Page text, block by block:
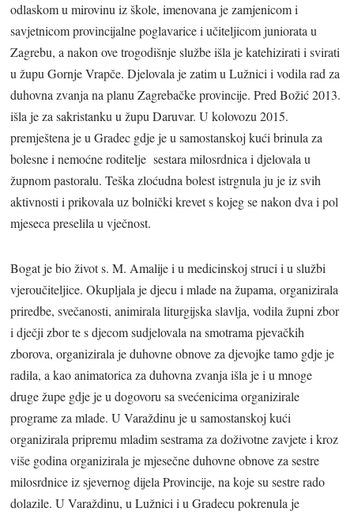
odlaskom u mirovinu iz škole, imenovana je zamjenicom i
savjetnicom provincijalne poglavarice i učiteljicom juniorata u
Zagrebu, a nakon ove trogodišnje službe išla je katehizirati i svirati
u župu Gornje Vrapče. Djelovala je zatim u Lužnici i vodila rad za
duhovna zvanja na planu Zagrebačke provincije. Pred Božić 2013.
išla je za sakristanku u župu Daruvar. U kolovozu 2015.
premještena je u Gradec gdje je u samostanskoj kući brinula za
bolesne i nemoćne roditelje sestara milosrdnica i djelovala u
župnom pastoralu. Teška zloćudna bolest istrgnula ju je iz svih
aktivnosti i prikovala uz bolnički krevet s kojeg se nakon dva i pol
mjeseca preselila u vječnost.
Bogat je bio život s. M. Amalije i u medicinskoj struci i u službi
vjeroučiteljice. Okupljala je djecu i mlade na župama, organizirala
priredbe, svečanosti, animirala liturgijska slavlja, vodila župni zbor
i dječji zbor te s djecom sudjelovala na smotrama pjevačkih
zborova, organizirala je duhovne obnove za djevojke tamo gdje je
radila, a kao animatorica za duhovna zvanja išla je i u mnoge
druge župe gdje je u dogovoru sa svećenicima organizirale
programe za mlade. U Varaždinu je u samostanskoj kući
organizirala pripremu mladim sestrama za doživotne zavjete i kroz
više godina organizirala je mjesečne duhovne obnove za sestre
milosrdnice iz sjevernog dijela Provincije, na koje su sestre rado
dolazile. U Varaždinu, u Lužnici i u Gradecu pokrenula je